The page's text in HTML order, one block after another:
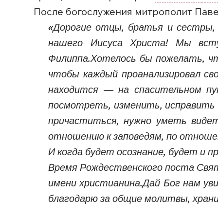
После богослужения митрополит
«Дорогие отцы, братья и сестры,
нашего Иисуса Христа! Мы
Филиппа.Хотелось бы пожелать,
чтобы каждый проанализировал
находится — на спасительном
посмотреть, изменить, исправить
причаститься, нужно уметь
отношению к заповедям, по
И когда будет осознание, будет и
Время Рождественского поста
имени христианина.Дай Бог нам
благодарю за общие молитвы, храни